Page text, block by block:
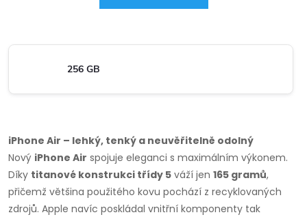
256 GB
iPhone Air – lehký, tenký a neuvěřitelně odolný
Nový iPhone Air spojuje eleganci s maximálním výkonem.
Díky titanové konstrukci třídy 5 váží jen 165 gramů,
přičemž většina použitého kovu pochází z recyklovaných
zdrojů. Apple navíc poskládal vnitřní komponenty tak